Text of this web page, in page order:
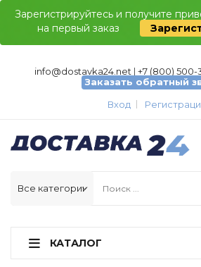
Зарегистрируйтесь и получите
на первый заказ
info@dostavka24.net | +7 (800) 500-
Заказать обратный
Вход
КАТАЛОГ